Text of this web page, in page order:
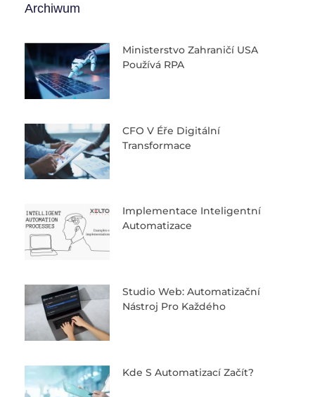
Archiwum
Ministerstvo Zahraničí USA
Používá RPA
CFO V Éře Digitální
Transformace
Implementace Inteligentní
Automatizace
Studio Web: Automatizační
Nástroj Pro Každého
Kde S Automatizací Začít?